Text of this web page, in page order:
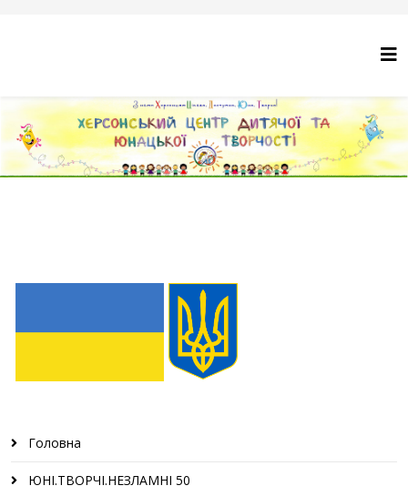
Головна
ЮНІ.ТВОРЧІ.НЕЗЛАМНІ 50